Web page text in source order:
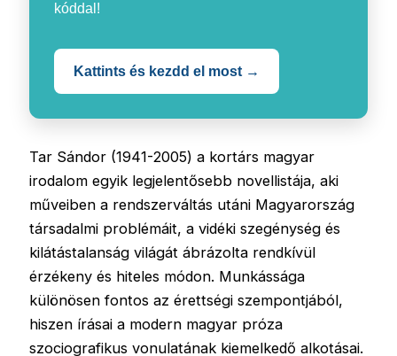
kóddal!
Kattints és kezdd el most →
Tar Sándor (1941-2005) a kortárs magyar
irodalom egyik legjelentősebb novellistája, aki
műveiben a rendszerváltás utáni Magyarország
társadalmi problémáit, a vidéki szegénység és
kilátástalanság világát ábrázolta rendkívül
érzékeny és hiteles módon. Munkássága
különösen fontos az érettségi szempontjából,
hiszen írásai a modern magyar próza
szociografikus vonulatának kiemelkedő alkotásai.